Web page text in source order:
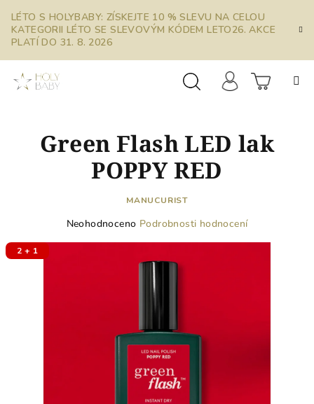
obsah
LÉTO S HOLYBABY: ZÍSKEJTE 10 % SLEVU NA CELOU
KATEGORII LÉTO SE SLEVOVÝM KÓDEM LETO26. AKCE
PLATÍ DO 31. 8. 2026
košík
Green Flash LED lak
POPPY RED
MANUCURIST
Průměrné
Neohodnoceno Podrobnosti hodnocení
2 + 1